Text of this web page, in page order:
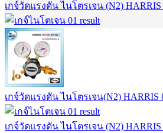
เกจ์วัดแรงดัน ไนโตรเจน (N2) HARRIS
เกจ์วัดแรงดัน ไนโตรเจน(N2) HARRIS
เกจ์วัดแรงดัน ไนโตรเจน (N2) HARRIS